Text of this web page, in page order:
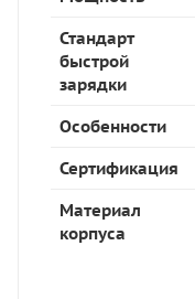
Стандарт
быстрой
зарядки
Особенности
Сертификация
Материал
корпуса